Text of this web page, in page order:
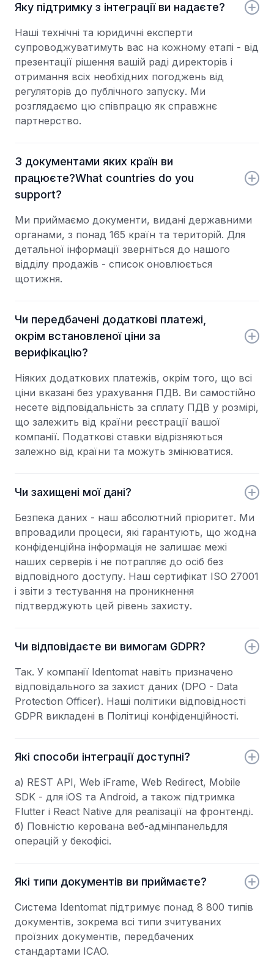
Яку підтримку з інтеграції ви надаєте?
Наші технічні та юридичні експерти
супроводжуватимуть вас на кожному етапі - від
презентації рішення вашій раді директорів і
отримання всіх необхідних погоджень від
регуляторів до публічного запуску. Ми
розглядаємо цю співпрацю як справжнє
партнерство.
З документами яких країн ви
працюєте?What countries do you
support?
Ми приймаємо документи, видані державними
органами, з понад 165 країн та територій. Для
детальної інформації зверніться до нашого
відділу продажів - список оновлюється
щотижня.
Чи передбачені додаткові платежі,
окрім встановленої ціни за
верифікацію?
Ніяких додаткових платежів, окрім того, що всі
ціни вказані без урахування ПДВ. Ви самостійно
несете відповідальність за сплату ПДВ у розмірі,
що залежить від країни реєстрації вашої
компанії. Податкові ставки відрізняються
залежно від країни та можуть змінюватися.
Чи захищені мої дані?
Безпека даних - наш абсолютний пріоритет. Ми
впровадили процеси, які гарантують, що жодна
конфіденційна інформація не залишає межі
наших серверів і не потрапляє до осіб без
відповідного доступу. Наш сертифікат ISO 27001
і звіти з тестування на проникнення
підтверджують цей рівень захисту.
Чи відповідаєте ви вимогам GDPR?
Так. У компанії Identomat навіть призначено
відповідального за захист даних (DPO - Data
Protection Officer). Наші політики відповідності
GDPR викладені в Політиці конфіденційності.
Які способи інтеграції доступні?
а) REST API, Web iFrame, Web Redirect, Mobile
SDK - для iOS та Android, а також підтримка
Flutter і React Native для реалізації на фронтенді.
б) Повністю керована веб-адмінпанельдля
операцій у бекофісі.
Які типи документів ви приймаєте?
Система Identomat підтримує понад 8 800 типів
документів, зокрема всі типи зчитуваних
проїзних документів, передбачених
стандартами ICAO.